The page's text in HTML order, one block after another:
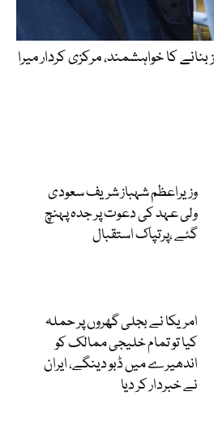
وزیراعظم شہباز شریف سعودی
ولی عہد کی دعوت پر جدہ پہنچ
گئے ،پرتپاک استقبال
امریکا نے بجلی گھروں پر حملہ
کیا تو تمام خلیجی ممالک کو
اندھیرے میں ڈبو دینگے، ایران
نے خبردار کر دیا
کا خواہشمند، مرکزی کردار میرا